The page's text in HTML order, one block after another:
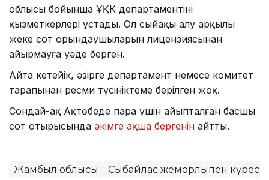
облысы бойынша ҰҚК департаментінің
қызметкерлері ұстады. Ол сыйақы алу арқылы
жеке сот орындаушыларын лицензиясынан
айырмауға уәде берген.
Айта кетейік, әзірге департамент немесе комитет
тарапынан ресми түсініктеме берілген жоқ.
Сондай-ақ Ақтөбеде пара үшін айыпталған басшы
сот отырысында әкімге ақша бергенін айтты.
Жамбыл облысы Сыбайлас жемқорлықпен күрес